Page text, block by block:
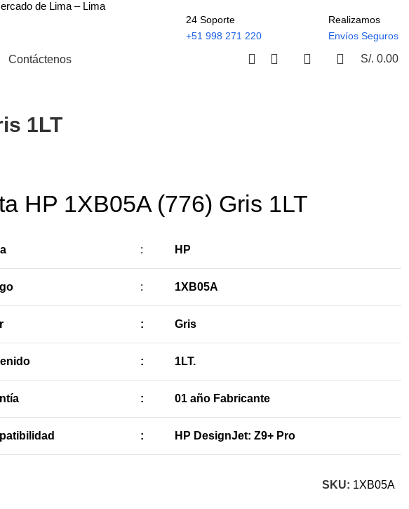
de Lima – Lima
24 Soporte
+51 998 271 220
Realizamos
Envíos Seguros
Contáctenos S/. 0.00
1LT
HP 1XB05A (776) Gris 1LT
: HP
: 1XB05A
: Gris
: 1LT.
: 01 año Fabricante
: HP DesignJet: Z9+ Pro
SKU: 1XB05A